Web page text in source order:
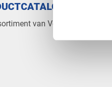
2026
van Vos Products